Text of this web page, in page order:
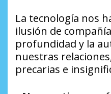
La tecnología nos
ilusión de
profundidad y la
nuestras
precarias e